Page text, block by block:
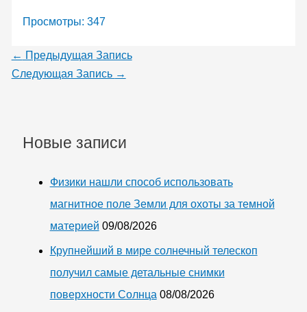
Просмотры: 347
← Предыдущая Запись
Следующая Запись →
Новые записи
Физики нашли способ использовать
магнитное поле Земли для охоты за темной
материей 09/08/2026
Крупнейший в мире солнечный телескоп
получил самые детальные снимки
поверхности Солнца 08/08/2026